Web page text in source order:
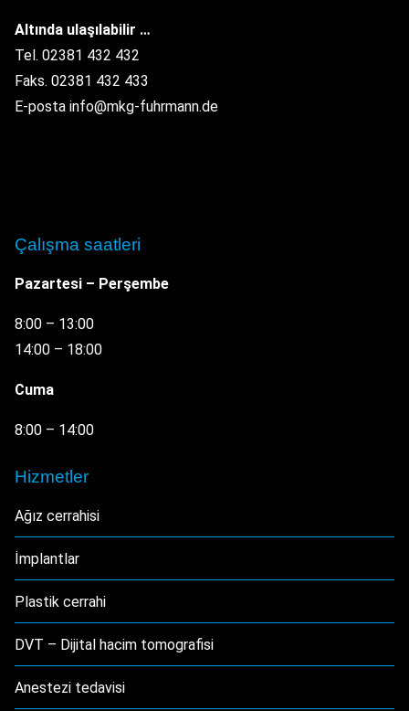
Altında ulaşılabilir …
Tel. 02381 432 432
Faks. 02381 432 433
E-posta info@mkg-fuhrmann.de
Çalışma saatleri
Pazartesi – Perşembe
8:00 – 13:00
14:00 – 18:00
Cuma
8:00 – 14:00
Hizmetler
Ağız cerrahisi
İmplantlar
Plastik cerrahi
DVT – Dijital hacim tomografisi
Anestezi tedavisi